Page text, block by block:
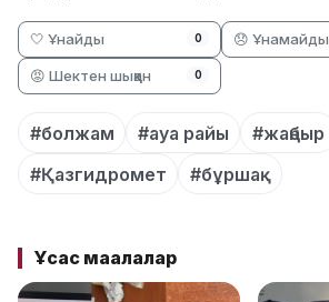
🤍 Ұнайды 0 😞 Ұнамайды
😡 Шектен шыққан 0
#болжам #ауа райы #жаңбыр
#Қазгидромет
#бұршақ
Ұқсас мақалалар